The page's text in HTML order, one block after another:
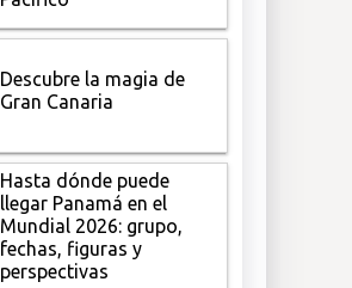
Descubre la magia de
Gran Canaria
Hasta dónde puede
llegar Panamá en el
Mundial 2026: grupo,
fechas, figuras y
perspectivas